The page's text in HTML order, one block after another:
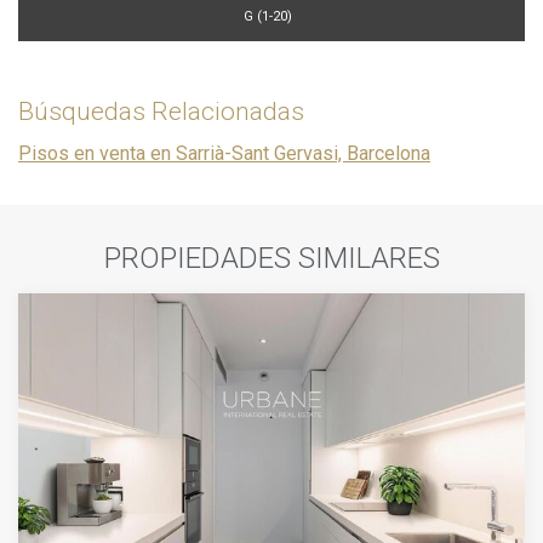
G (1-20)
Búsquedas Relacionadas
Pisos en venta en Sarrià-Sant Gervasi, Barcelona
PROPIEDADES SIMILARES